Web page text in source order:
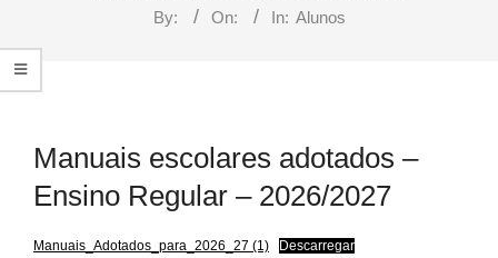
By: On: In: Alunos
Manuais escolares adotados –
Ensino Regular – 2026/2027
Manuais_Adotados_para_2026_27 (1) Descarregar